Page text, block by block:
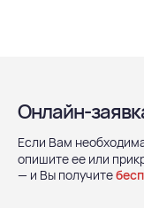
Онлайн-
Если Вам
опишите ее или
— и Вы получите